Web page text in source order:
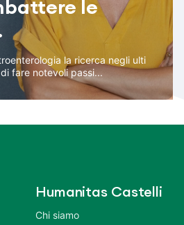
le
la ricerca negli ulti
fare notevoli passi...
Humanitas Castelli
Chi siamo